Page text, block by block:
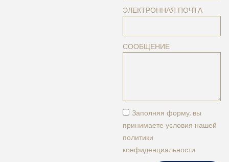
ЭЛЕКТРОННАЯ ПОЧТА
СООБЩЕНИЕ
Заполняя форму, вы
принимаете условия нашей
политики
конфиденциальности